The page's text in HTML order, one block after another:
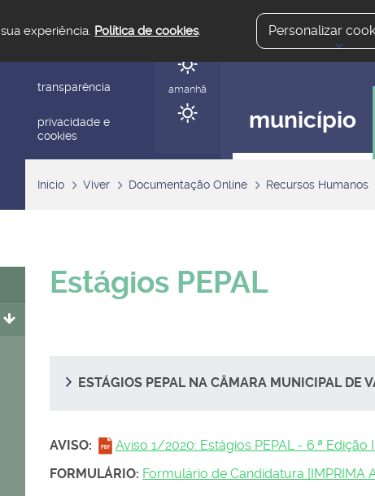
experiência. Política de cookies. Personalizar
transparência
privacidade e
cookies
hoje
amanhã
município
Início Viver Documentação Online Recursos Humanos
Estágios PEPAL
ESTÁGIOS PEPAL NA CÂMARA MUNICIPAL DE
AVISO:
Aviso 1/2020: Estágios PEPAL - 6.ª Edição I
FORMULÁRIO: Formulário de Candidatura [IMPRIMA